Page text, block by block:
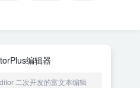
编辑器
二次开发的富文本编辑